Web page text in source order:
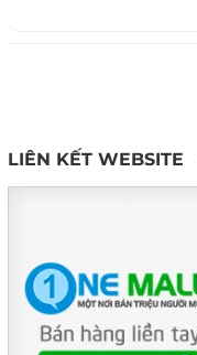
LIÊN KẾT WEBSITE